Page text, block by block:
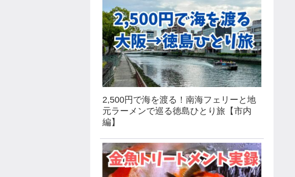
2,500円で海を渡る！南海フェリーと地
元ラーメンで巡る徳島ひとり旅【市内
編】